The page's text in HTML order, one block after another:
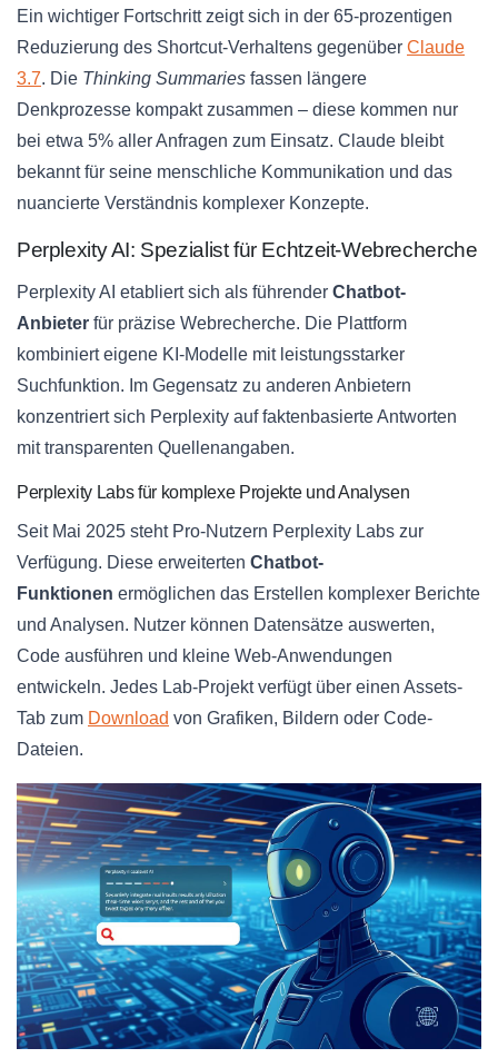
Ein wichtiger Fortschritt zeigt sich in der 65-prozentigen
Reduzierung des Shortcut-Verhaltens gegenüber Claude
3.7. Die Thinking Summaries fassen längere
Denkprozesse kompakt zusammen – diese kommen nur
bei etwa 5% aller Anfragen zum Einsatz. Claude bleibt
bekannt für seine menschliche Kommunikation und das
nuancierte Verständnis komplexer Konzepte.
Perplexity AI: Spezialist für Echtzeit-Webrecherche
Perplexity AI etabliert sich als führender Chatbot-
Anbieter für präzise Webrecherche. Die Plattform
kombiniert eigene KI-Modelle mit leistungsstarker
Suchfunktion. Im Gegensatz zu anderen Anbietern
konzentriert sich Perplexity auf faktenbasierte Antworten
mit transparenten Quellenangaben.
Perplexity Labs für komplexe Projekte und Analysen
Seit Mai 2025 steht Pro-Nutzern Perplexity Labs zur
Verfügung. Diese erweiterten Chatbot-
Funktionen ermöglichen das Erstellen komplexer Berichte
und Analysen. Nutzer können Datensätze auswerten,
Code ausführen und kleine Web-Anwendungen
entwickeln. Jedes Lab-Projekt verfügt über einen Assets-
Tab zum Download von Grafiken, Bildern oder Code-
Dateien.